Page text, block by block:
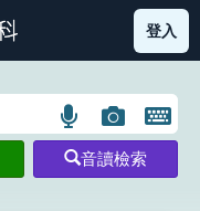
部首索引表圖示
登入
語
言
搜
圖
片
搜
開
鍵
音讀檢索